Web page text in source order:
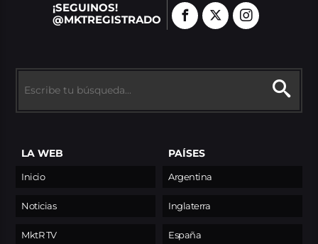
¡SEGUINOS!
@MKTREGISTRADO
LA WEB
Inicio
Noticias
MktR TV
PAÍSES
Argentina
Inglaterra
España